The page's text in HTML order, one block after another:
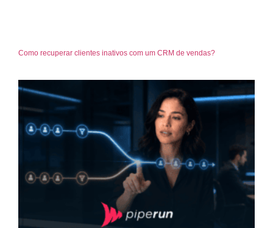
Como recuperar clientes inativos com um CRM de vendas?